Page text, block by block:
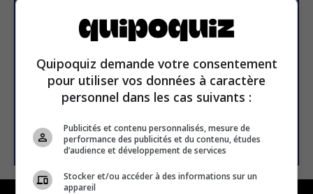
newsletter
Email address
SUBSCRIBE
Quipoquiz demande votre consentement
pour utiliser vos données à caractère
personnel dans les cas suivants :
Publicités et contenu personnalisés, mesure de
performance des publicités et du contenu, études
d’audience et développement de services
Stocker et/ou accéder à des informations sur un
appareil